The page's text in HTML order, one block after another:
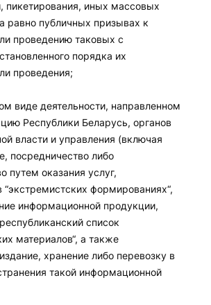
пикетирования, иных массовых
равно публичных призывах к
проведению таковых с
порядка их
проведения;
виде деятельности, направленном
Республики Беларусь, органов
власти и управления (включая
посредничество либо
путем оказания услуг,
“экстремистских формированиях“,
информационной продукции,
список
материалов“, а также
хранение либо перевозку в
такой информационной